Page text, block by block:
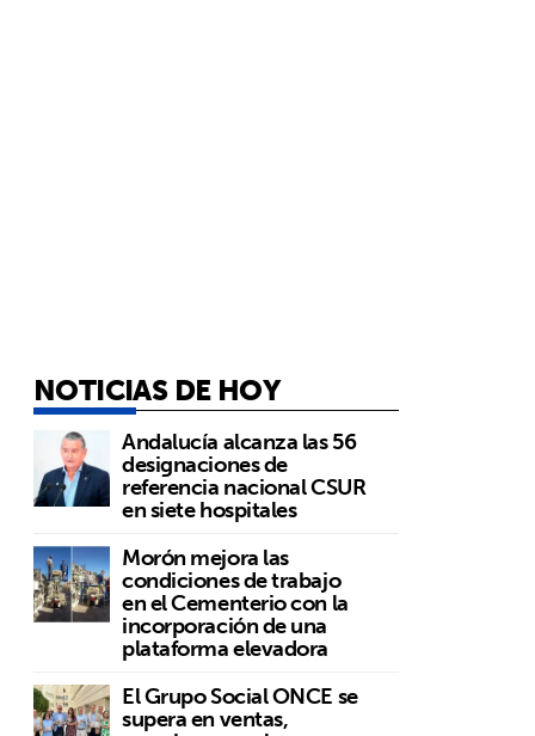
NOTICIAS DE HOY
Andalucía alcanza las 56
designaciones de
referencia nacional CSUR
en siete hospitales
Morón mejora las
condiciones de trabajo
en el Cementerio con la
incorporación de una
plataforma elevadora
El Grupo Social ONCE se
supera en ventas,